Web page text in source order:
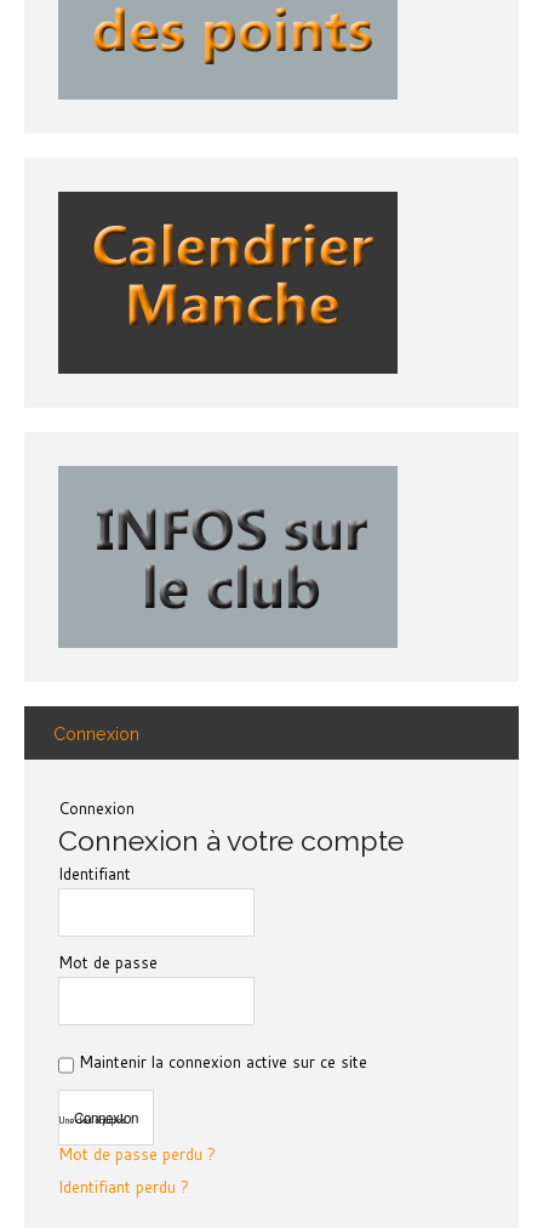
Une des équipes
Connexion
Connexion
Connexion à votre compte
Identifiant
Mot de passe
Maintenir la connexion active sur ce site
Mot de passe perdu ?
Identifiant perdu ?